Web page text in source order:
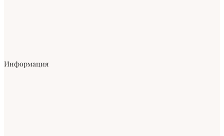
Информация